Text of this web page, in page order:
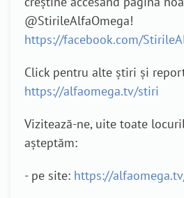
@StirileAlfaOmega!
https://facebook.com/
Click pentru alte știri și
https://alfaomega.tv/stiri
Vizitează-ne, uite toate
așteptăm:
- pe site: https://